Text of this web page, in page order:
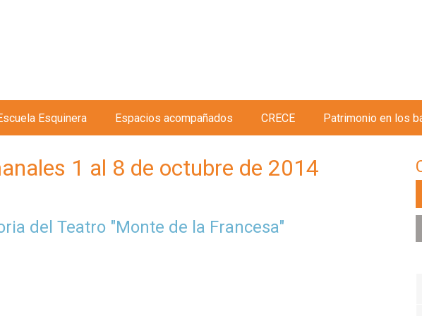
1 al 8 de octubre de 2014
del Teatro "Monte de la Francesa"
Esquinera Espacios acompañados CRECE Patrimonio en los